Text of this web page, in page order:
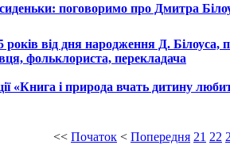
поговоримо про Дмитра
років від дня народження Д. Білоуса,
фольклориста, перекладача
«Книга і природа вчать дитину
<< Початок < Попередня 21 22